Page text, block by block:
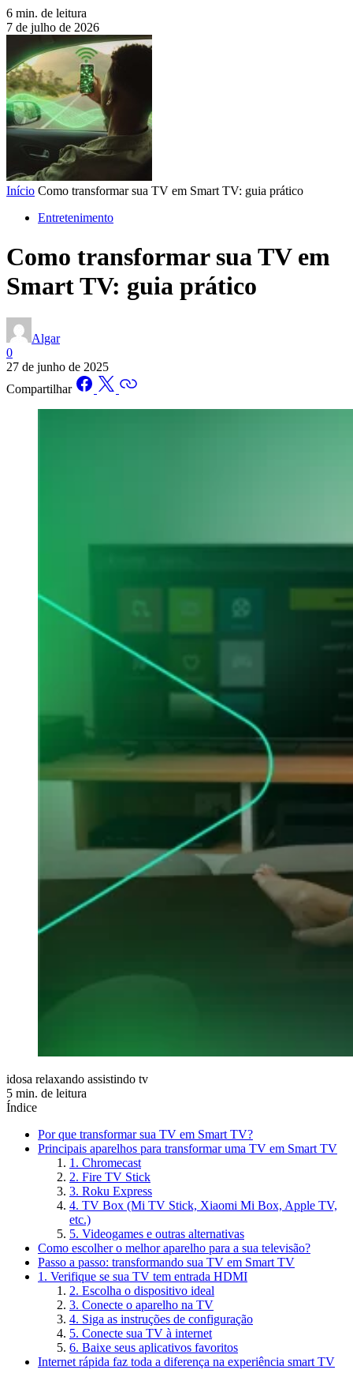
6 min. de leitura
7 de julho de 2026
Início Como transformar sua TV em Smart TV: guia prático
Entretenimento
Como transformar sua TV em
Smart TV: guia prático
Algar
0
27 de junho de 2025
Compartilhar
idosa relaxando assistindo tv
5 min. de leitura
Índice
Por que transformar sua TV em Smart TV?
Principais aparelhos para transformar uma TV em Smart TV
1. Chromecast
2. Fire TV Stick
3. Roku Express
4. TV Box (Mi TV Stick, Xiaomi Mi Box, Apple TV,
etc.)
5. Videogames e outras alternativas
Como escolher o melhor aparelho para a sua televisão?
Passo a passo: transformando sua TV em Smart TV
1. Verifique se sua TV tem entrada HDMI
2. Escolha o dispositivo ideal
3. Conecte o aparelho na TV
4. Siga as instruções de configuração
5. Conecte sua TV à internet
6. Baixe seus aplicativos favoritos
Internet rápida faz toda a diferença na experiência smart TV